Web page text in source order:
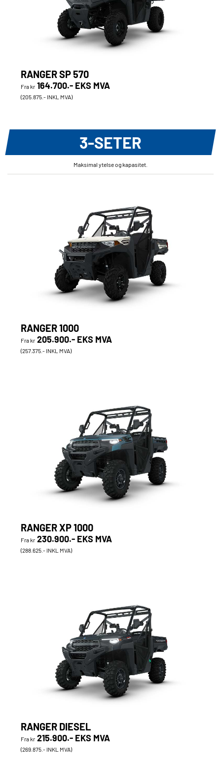
RANGER SP 570
Fra kr 164.700.- EKS MVA
(205.875.- INKL MVA)
3-SETER
Maksimal ytelse og kapasitet.
RANGER 1000
Fra kr 205.900.- EKS MVA
(257.375.- INKL MVA)
RANGER XP 1000
Fra kr 230.900.- EKS MVA
(288.625.- INKL MVA)
RANGER DIESEL
Fra kr 215.900.- EKS MVA
(269.875.- INKL MVA)